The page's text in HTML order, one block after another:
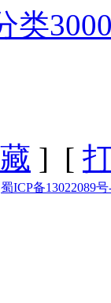
类
] [
蜀ICP备13022089号